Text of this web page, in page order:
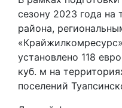
сезону 2023 года на
района,
установлено 118
куб. м на
поселений